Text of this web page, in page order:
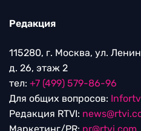
Редакция
115280, г. Москва, ул.
д. 26, этаж 2
тел: +7 (499) 579-86-96
Для общих вопросов:
Редакция RTVI: